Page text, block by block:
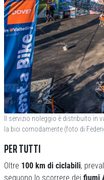
Il servizio noleggio è distribuito in
la bici comodamente (foto di
PER TUTTI
Oltre 100 km di ciclabili,
seguono lo scorrere dei fiumi